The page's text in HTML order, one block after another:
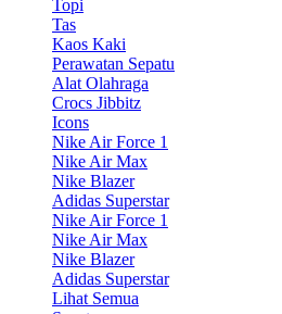
Topi
Tas
Kaos Kaki
Perawatan Sepatu
Alat Olahraga
Crocs Jibbitz
Icons
Nike Air Force 1
Nike Air Max
Nike Blazer
Adidas Superstar
Nike Air Force 1
Nike Air Max
Nike Blazer
Adidas Superstar
Lihat Semua